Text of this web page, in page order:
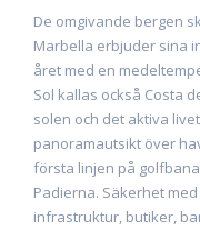
De omgivande bergen
Marbella erbjuder sina
året med en
Sol kallas också Costa
solen och det aktiva
panoramautsikt över
första linjen på
Padierna. Säkerhet
infrastruktur, butiker,